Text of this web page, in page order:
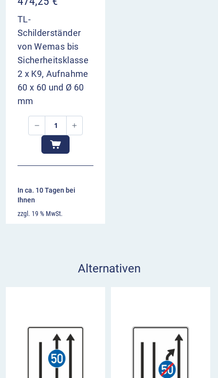
TL-
Schilderständer
von Wemas bis
Sicherheitsklasse
2 x K9, Aufnahme
60 x 60 und Ø 60
mm
In ca. 10 Tagen bei
Ihnen
zzgl. 19 % MwSt.
Alternativen